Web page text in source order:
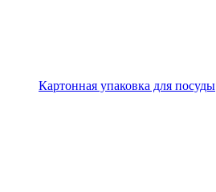
Картонная упаковка для посуды